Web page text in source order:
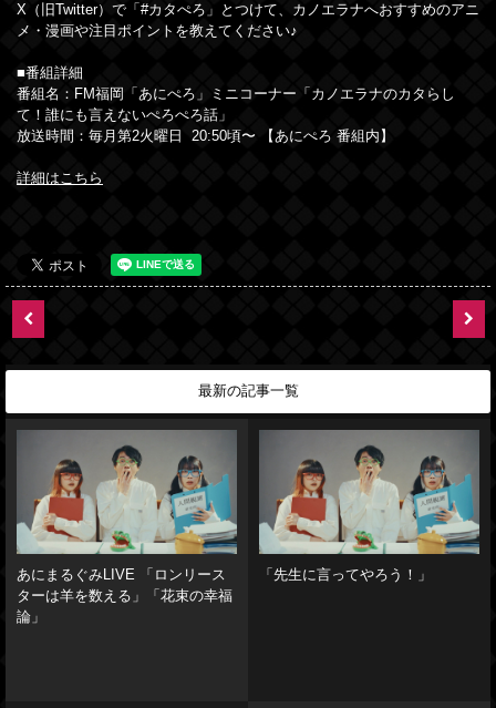
X（旧Twitter）で「#カタぺろ」とつけて、カノエラナへおすすめのアニ
メ・漫画や注目ポイントを教えてください♪
■番組詳細
番組名：FM福岡「あにぺろ」ミニコーナー「カノエラナのカタらし
て！誰にも言えないぺろぺろ話」
放送時間：毎月第2火曜日 20:50頃〜 【あにぺろ 番組内】
詳細はこちら
最新の記事一覧
あにまるぐみLIVE 「ロンリース
ターは羊を数える」「花束の幸福
論」
「先生に言ってやろう！」